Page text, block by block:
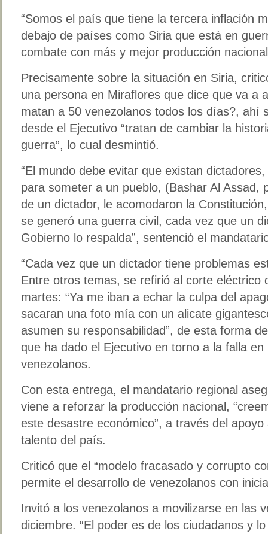
“Somos el país que tiene la tercera inflación
debajo de países como Siria que está en
combate con más y mejor producción
Precisamente sobre la situación en Siria,
una persona en Miraflores que dice que va a
matan a 50 venezolanos todos los días?, ahí
desde el Ejecutivo “tratan de cambiar la
guerra”, lo cual desmintió.
“El mundo debe evitar que existan
para someter a un pueblo, (Bashar Al Assad,
de un dictador, le acomodaron la
se generó una guerra civil, cada vez que un
Gobierno lo respalda”, sentenció el
“Cada vez que un dictador tiene problemas
Entre otros temas, se refirió al corte eléctrico
martes: “Ya me iban a echar la culpa del
sacaran una foto mía con un alicate
asumen su responsabilidad”, de esta forma
que ha dado el Ejecutivo en torno a la falla
venezolanos.
Con esta entrega, el mandatario regional
viene a reforzar la producción nacional,
este desastre económico”, a través del
talento del país.
Criticó que el “modelo fracasado y corrupto
permite el desarrollo de venezolanos con
Invitó a los venezolanos a movilizarse en las
diciembre. “El poder es de los ciudadanos y